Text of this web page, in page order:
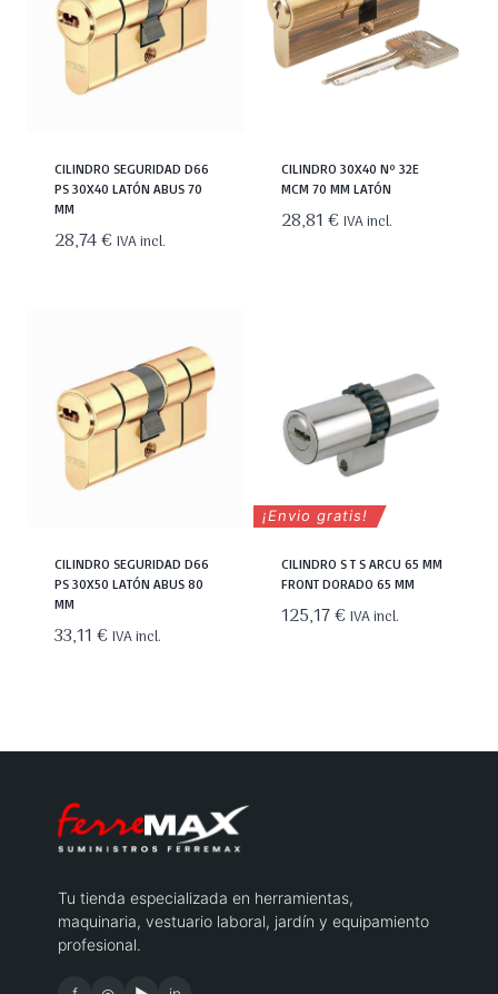
CILINDRO SEGURIDAD D66
PS 30X40 LATÓN ABUS 70
MM
28,74€ IVA incl.
CILINDRO 30X40 Nº 32E
MCM 70 MM LATÓN
28,81€ IVA incl.
CILINDRO SEGURIDAD D66
PS 30X50 LATÓN ABUS 80
MM
33,11€ IVA incl.
¡Envio gratis!
CILINDRO S T S ARCU 65 MM
FRONT DORADO 65 MM
125,17€ IVA incl.
Tu tienda especializada en herramientas,
maquinaria, vestuario laboral, jardín y equipamiento
profesional.